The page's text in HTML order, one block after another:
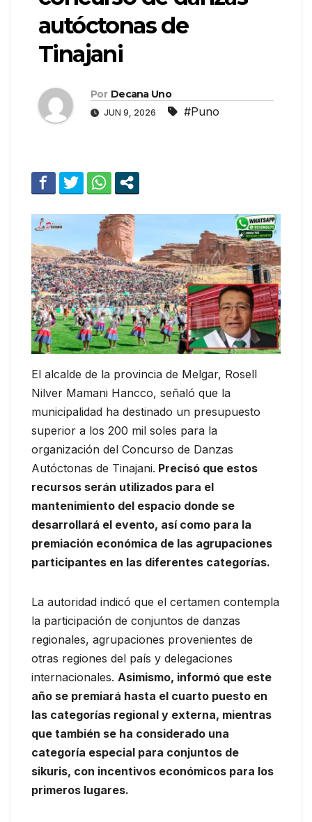
autóctonas de
Tinajani
Por Decana Uno
JUN 9, 2026 #Puno
El alcalde de la provincia de Melgar, Rosell
Nilver Mamani Hancco, señaló que la
municipalidad ha destinado un presupuesto
superior a los 200 mil soles para la
organización del Concurso de Danzas
Autóctonas de Tinajani. Precisó que estos
recursos serán utilizados para el
mantenimiento del espacio donde se
desarrollará el evento, así como para la
premiación económica de las agrupaciones
participantes en las diferentes categorías.
La autoridad indicó que el certamen contempla
la participación de conjuntos de danzas
regionales, agrupaciones provenientes de
otras regiones del país y delegaciones
internacionales. Asimismo, informó que este
año se premiará hasta el cuarto puesto en
las categorías regional y externa, mientras
que también se ha considerado una
categoría especial para conjuntos de
sikuris, con incentivos económicos para los
primeros lugares.